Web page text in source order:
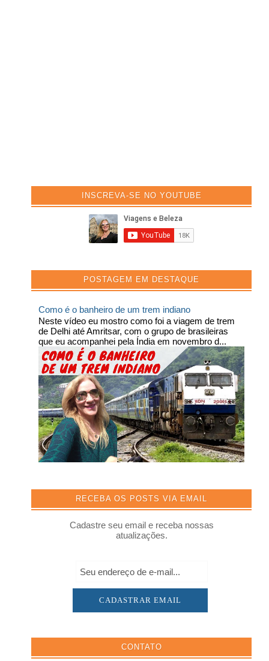
INSCREVA-SE NO YOUTUBE
POSTAGEM EM DESTAQUE
Como é o banheiro de um trem indiano
Neste vídeo eu mostro como foi a viagem de trem
de Delhi até Amritsar, com o grupo de brasileiras
que eu acompanhei pela Índia em novembro d...
RECEBA OS POSTS VIA EMAIL
Cadastre seu email e receba nossas
atualizações.
CONTATO